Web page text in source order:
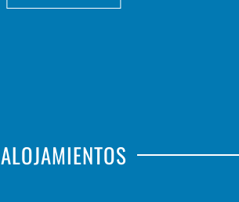
ALOJAMIENTOS